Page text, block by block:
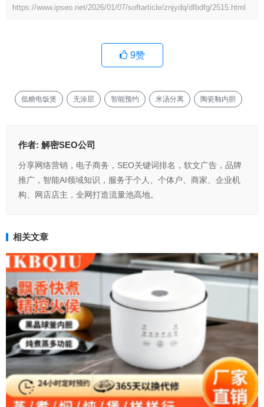
https://www.ipseo.net/2026/01/07/softarticle/znjydq/dfbdfg/2515.html
9赞
低糖电饭煲 无涂层 智能预约 米汤分离 陶瓷釉内胆
作者: 解密SEO公司
分享网络营销，电子商务，SEO关键词排名，软文广告，品牌
推广，智能AI领域知识，服务于个人、个体户、商家、企业机
构、网店店主，全网打造流量池高地。
相关文章